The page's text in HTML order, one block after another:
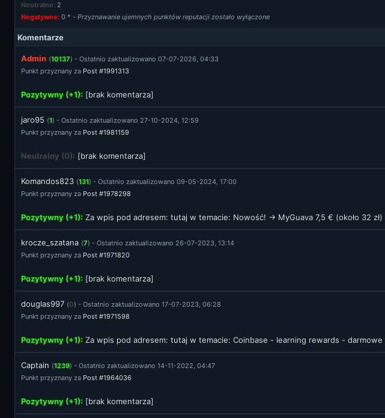
Neutralne: 2
Negatywne: 0 * - Przyznawanie ujemnych punktów reputacji zostało wyłączone
Komentarze
Admin (10137) - Ostatnio zaktualizowano 07-07-2026, 04:33
Punkt przyznany za Post #1991313
Pozytywny (+1): [brak komentarza]
jaro95 (1) - Ostatnio zaktualizowano 27-10-2024, 12:59
Punkt przyznany za Post #1981159
Neutralny (0): [brak komentarza]
Komandos823 (131) - Ostatnio zaktualizowano 09-05-2024, 17:00
Punkt przyznany za Post #1978298
Pozytywny (+1): Za wpis pod adresem: tutaj w temacie: Nowość! -> MyGuava 7,5 € (około 32 zł)
krocze_szatana (7) - Ostatnio zaktualizowano 26-07-2023, 13:14
Punkt przyznany za Post #1971820
Pozytywny (+1): [brak komentarza]
douglas997 (0) - Ostatnio zaktualizowano 17-07-2023, 06:28
Punkt przyznany za Post #1971598
Pozytywny (+1): Za wpis pod adresem: tutaj w temacie: Coinbase - learning rewards - darmowe
Captain (1239) - Ostatnio zaktualizowano 14-11-2022, 04:47
Punkt przyznany za Post #1964036
Pozytywny (+1): [brak komentarza]